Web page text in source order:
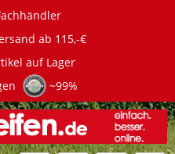
ab 115,-€
auf Lager
~99%